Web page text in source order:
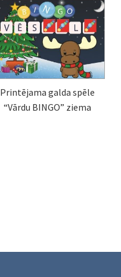
Printējama galda spēle
“Vārdu BINGO” ziema